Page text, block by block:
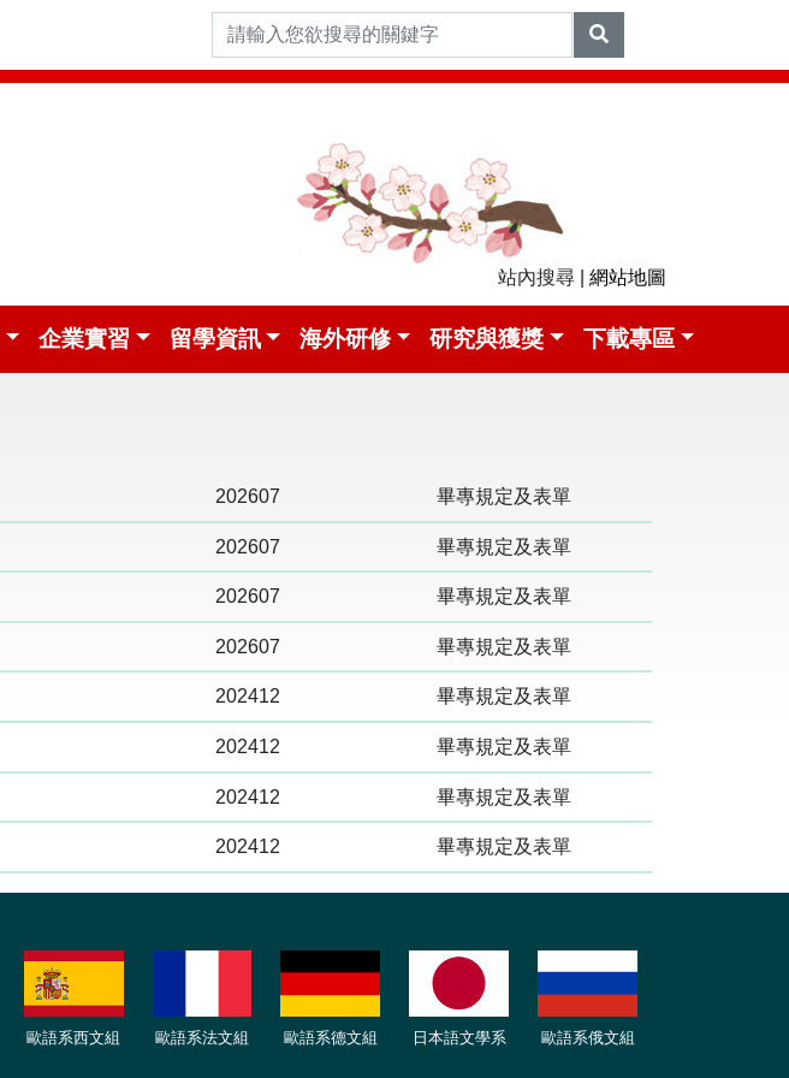
站內搜尋 | 網站地圖
企業實習 留學資訊 海外研修 研究與獲獎 下載專區
202607 畢專規定及表單
202607 畢專規定及表單
202607 畢專規定及表單
202607 畢專規定及表單
202412 畢專規定及表單
202412 畢專規定及表單
202412 畢專規定及表單
202412 畢專規定及表單
歐語系西文組 歐語系法文組 歐語系德文組 日本語文學系 歐語系俄文組